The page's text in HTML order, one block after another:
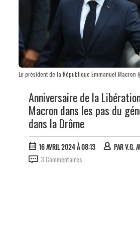
Le président de la République Emmanuel Macron
Anniversaire de la
Macron dans les pas du
dans la Drôme
16 AVRIL 2024 À 08:13 PARV.G.
3 Commentaires